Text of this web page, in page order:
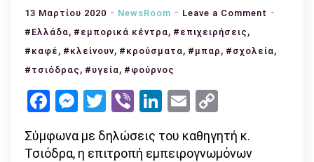
13 Μαρτίου 2020 NewsRoom Leave a Comment on
#Ελλάδα, #εμπορικά κέντρα, #επιχειρήσεις ,
#καφέ , #κλείνουν, #κρούσματα, #μπαρ , #σχολεία,
#τσιόδρας , #υγεία, #φούρνος
Facebook
Messenger
Twitter
ViberLinkedIn
Email
Link
Σύμφωνα με δηλώσεις του καθηγητή κ.
Τσιόδρα, η επιτροπή εμπειρογνωμόνων